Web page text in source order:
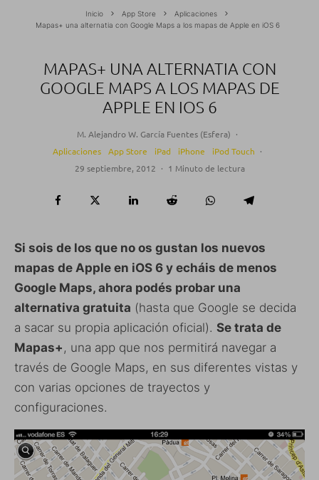
Inicio App Store
Aplicaciones
Mapas+ una alternatia con Google Maps a los mapas de Apple en iOS 6
MAPAS+ UNA ALTERNATIA CON
GOOGLE MAPS A LOS MAPAS DE
APPLE EN IOS 6
M. Alejandro W. García Fuentes (Esfera) ·
Aplicaciones
App Store iPad iPhone iPod Touch ·
29 septiembre, 2012 · 1 Minuto de lectura
Si sois de los que no os gustan los nuevos
mapas de Apple en iOS 6 y echáis de menos
Google Maps, ahora podés probar una
alternativa gratuita (hasta que Google se decida
a sacar su propia aplicación oficial). Se trata de
Mapas+ , una app que nos permitirá navegar a
través de Google Maps, en sus diferentes vistas y
con varias opciones de trayectos y
configuraciones.